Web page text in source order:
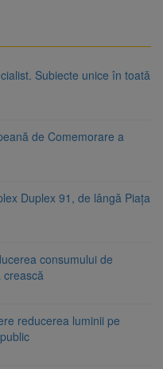
Subiecte unice în toată
de Comemorare a
Duplex 91, de lângă Piața
consumului de
crească
reducerea luminii pe